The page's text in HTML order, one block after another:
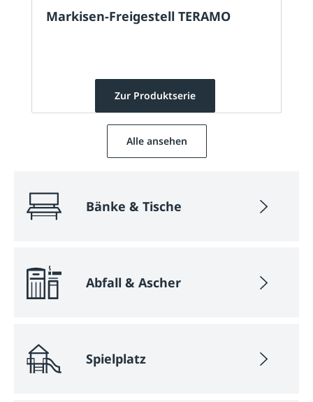
Markisen-Freigestell TERAMO
Zur Produktserie
Alle ansehen
Bänke & Tische
Abfall & Ascher
Spielplatz